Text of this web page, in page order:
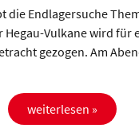
die Endlagersuche
Hegau-Vulkane wird für
gezogen. Am
weiterlesen »